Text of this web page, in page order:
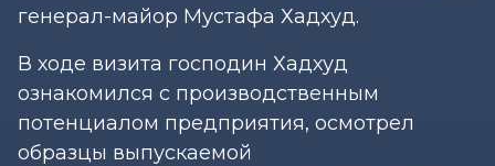
генерал-майор Мустафа Хадхуд.
В ходе визита господин Хадхуд
ознакомился с производственным
потенциалом предприятия, осмотрел
образцы выпускаемой